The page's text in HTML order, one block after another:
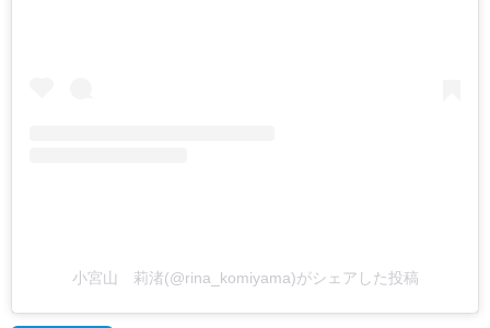
小宮山 莉渚(@rina_komiyama)がシェアした投稿